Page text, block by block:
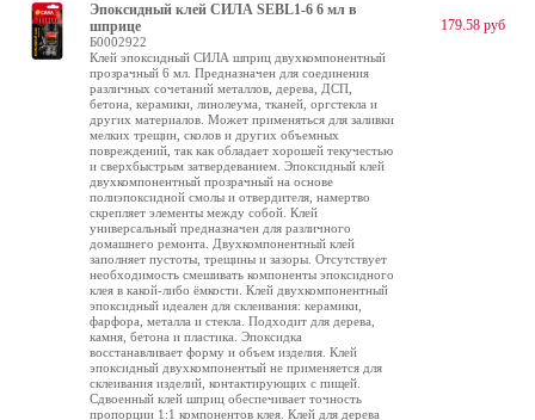
Эпоксидный клей СИЛА SEBL1-6 6 мл в
шприце
Б0002922
Клей эпоксидный СИЛА шприц двухкомпонентный
прозрачный 6 мл. Предназначен для соединения
различных сочетаний металлов, дерева, ДСП,
бетона, керамики, линолеума, тканей, оргстекла и
других материалов. Может применяться для заливки
мелких трещин, сколов и других объемных
повреждений, так как обладает хорошей текучестью
и сверхбыстрым затвердеванием. Эпоксидный клей
двухкомпонентный прозрачный на основе
полиэпоксидной смолы и отвердителя, намертво
скрепляет элементы между собой. Клей
универсальный предназначен для различного
домашнего ремонта. Двухкомпонентный клей
заполняет пустоты, трещины и зазоры. Отсутствует
необходимость смешивать компоненты эпоксидного
клея в какой-либо ёмкости. Клей двухкомпонентный
эпоксидный идеален для склеивания: керамики,
фарфора, металла и стекла. Подходит для дерева,
камня, бетона и пластика. Эпоксидка
восстанавливает форму и объем изделия. Клей
эпоксидный двухкомпонентый не применяется для
склеивания изделий, контактирующих с пищей.
Сдвоенный клей шприц обеспечивает точность
пропорции 1:1 компонентов клея. Клей для дерева
179.58 руб